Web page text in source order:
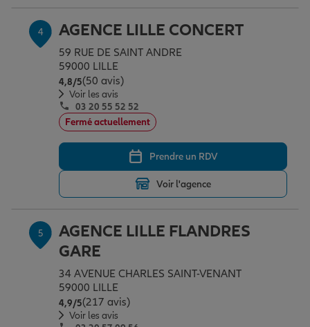
Retraite
Tous nos devis d'assurance
4 AGENCE LILLE CONCERT
59 RUE DE SAINT ANDRE
59000 LILLE
4,8/5Note de 4.8 sur 5
(50 avis)
Voir les avis
03 20 55 52 52
Fermé actuellement
Prendre un RDV
Voir l'agence
5
AGENCE LILLE FLANDRES
GARE
34 AVENUE CHARLES SAINT-VENANT
59000 LILLE
4,9/5Note de 4.9 sur 5
(217 avis)
Voir les avis